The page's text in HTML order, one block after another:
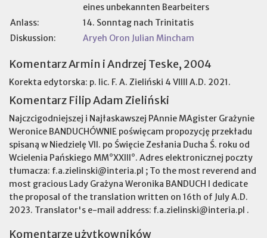
eines unbekannten Bearbeiters
Anlass:
14. Sonntag nach Trinitatis
Diskussion:
Aryeh Oron Julian Mincham
Komentarz Armin i Andrzej Teske, 2004
Korekta edytorska: p. lic. F. A. Zieliński 4 VIIII A.D. 2021.
Komentarz Filip Adam Zieliński
Najczcigodniejszej i Najłaskawszej PAnnie MAgister Grażynie
Weronice BANDUCHÓWNIE poświęcam propozycję przekładu
spisaną w Niedzielę VII. po Święcie Zesłania Ducha Ś. roku od
Wcielenia Pańskiego MM°XXIII°. Adres elektronicznej poczty
tłumacza: f.a.zielinski@interia.pl ; To the most reverend and
most gracious Lady Grażyna Weronika BANDUCH I dedicate
the proposal of the translation written on 16th of July A.D.
2023. Translator's e-mail address: f.a.zielinski@interia.pl .
Komentarze użytkowników